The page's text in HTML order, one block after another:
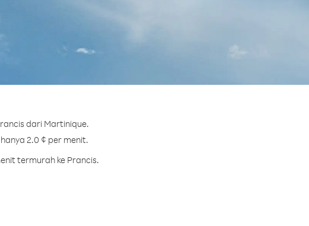
dari Martinique.
2.0 ¢ per menit.
termurah ke Prancis.